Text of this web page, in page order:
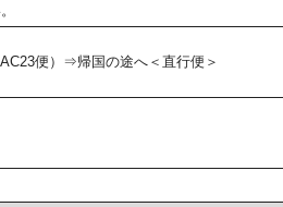
便）⇒帰国の途へ＜直行便＞